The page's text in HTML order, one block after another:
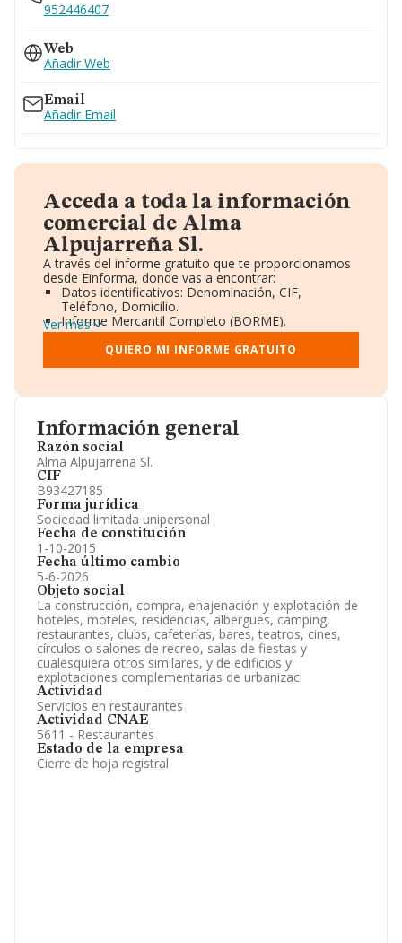
Información general
Razón social
Alma Alpujarreña Sl.
CIF
B93427185
Forma jurídica
Sociedad limitada unipersonal
Fecha de constitución
1-10-2015
Fecha último cambio
5-6-2026
Objeto social
La construcción, compra, enajenación y explotación de
hoteles, moteles, residencias, albergues, camping,
restaurantes, clubs, cafeterías, bares, teatros, cines,
círculos o salones de recreo, salas de fiestas y
cualesquiera otros similares, y de edificios y
explotaciones complementarias de urbanizaci
Actividad
Servicios en restaurantes
Actividad CNAE
5611 - Restaurantes
Estado de la empresa
Cierre de hoja registral
952446407
Web
Añadir Web
Email
Añadir Email
Acceda a toda la información
comercial de Alma
Alpujarreña Sl.
A través del informe gratuito que te proporcionamos
desde Einforma, donde vas a encontrar:
Datos identificativos: Denominación, CIF,
Teléfono, Domicilio.
Informe Mercantil Completo (BORME).
Gráficos de Evolución Ventas y Empleados.
Consejo de Administración y Administradores.
Directivos y Ejecutivos.
Información oficial y registral complementaria.
Ver más
QUIERO MI INFORME GRATUITO